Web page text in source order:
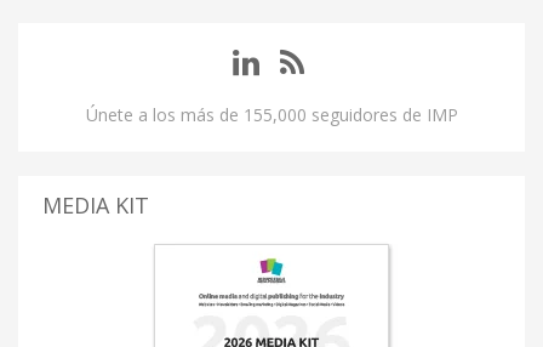
Únete a los más de 155,000 seguidores de IMP
MEDIA KIT